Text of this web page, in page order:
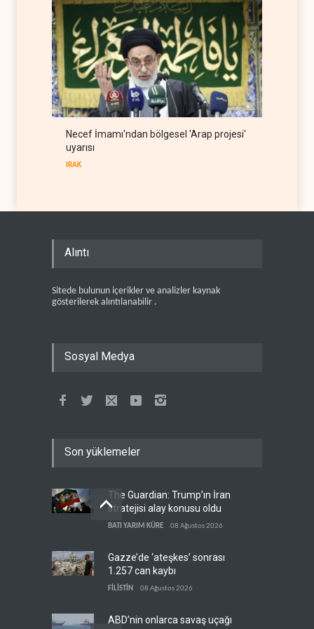
Necef İmamı'ndan bölgesel 'Arap projesi'
uyarısı
IRAK
Alıntı
Sitede bulunun içerikler ve analizler kaynak
gösterilerek alıntılanabilir .
Sosyal Medya
Son yüklemeler
The Guardian: Trump’ın İran
stratejisi alay konusu oldu
BATI YARIM KÜRE 08 Ağustos 2026
Gazze’de ‘ateşkes’ sonrası
1.257 can kaybı
FİLİSTİN 08 Ağustos 2026
ABD’nin onlarca savaş uçağı